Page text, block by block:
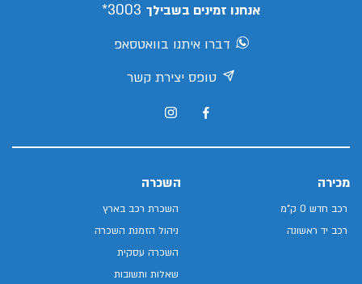
אנחנו זמינים בשבילך 3003*
דברו איתנו בוואטסאפ
טופס יצירת קשר
מכירה
רכב חדש 0 ק"מ
רכב יד ראשונה
השכרה
השכרת רכב בארץ
ניהול הזמנת השכרה
השכרה עסקית
שאלות ותשובות